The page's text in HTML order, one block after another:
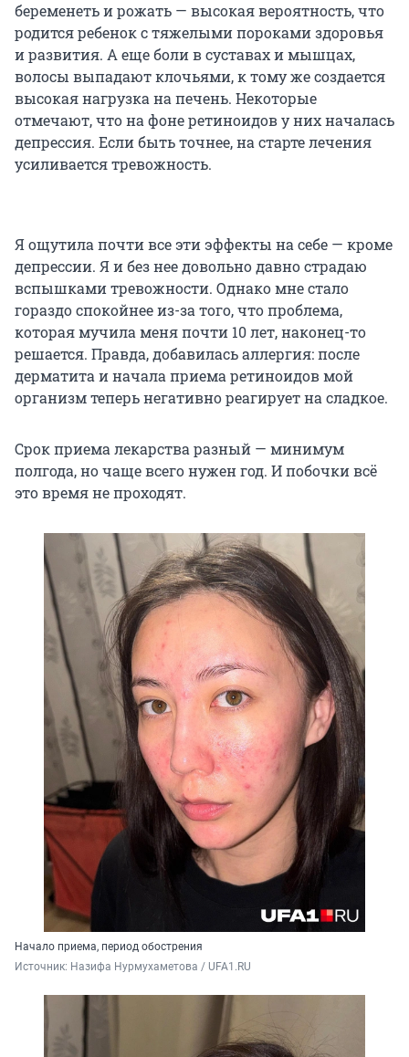
беременеть и рожать — высокая вероятность, что
родится ребенок с тяжелыми пороками здоровья
и развития. А еще боли в суставах и мышцах,
волосы выпадают клочьями, к тому же создается
высокая нагрузка на печень. Некоторые
отмечают, что на фоне ретиноидов у них началась
депрессия. Если быть точнее, на старте лечения
усиливается тревожность.
Я ощутила почти все эти эффекты на себе — кроме
депрессии. Я и без нее довольно давно страдаю
вспышками тревожности. Однако мне стало
гораздо спокойнее из-за того, что проблема,
которая мучила меня почти 10 лет, наконец-то
решается. Правда, добавилась аллергия: после
дерматита и начала приема ретиноидов мой
организм теперь негативно реагирует на сладкое.
Срок приема лекарства разный — минимум
полгода, но чаще всего нужен год. И побочки всё
это время не проходят.
Начало приема, период обострения
Источник: Назифа Нурмухаметова / UFA1.RU